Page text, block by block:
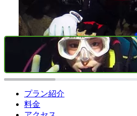
プラン紹介
料金